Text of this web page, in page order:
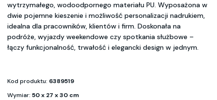
wytrzymałego, wodoodpornego materiału PU. Wyposażona w
dwie pojemne kieszenie i możliwość personalizacji nadrukiem,
idealna dla pracowników, klientów i firm. Doskonała na
podróże, wyjazdy weekendowe czy spotkania służbowe –
łączy funkcjonalność, trwałość i elegancki design w jednym.
Kod produktu: 6389519
Wymiar: 50 x 27 x 30 cm